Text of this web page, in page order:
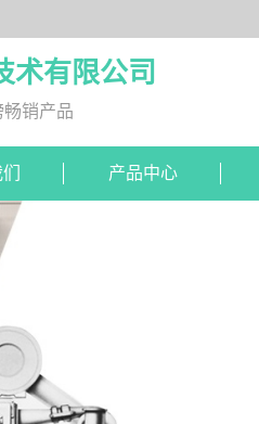
术有限公司
销产品
产品中心